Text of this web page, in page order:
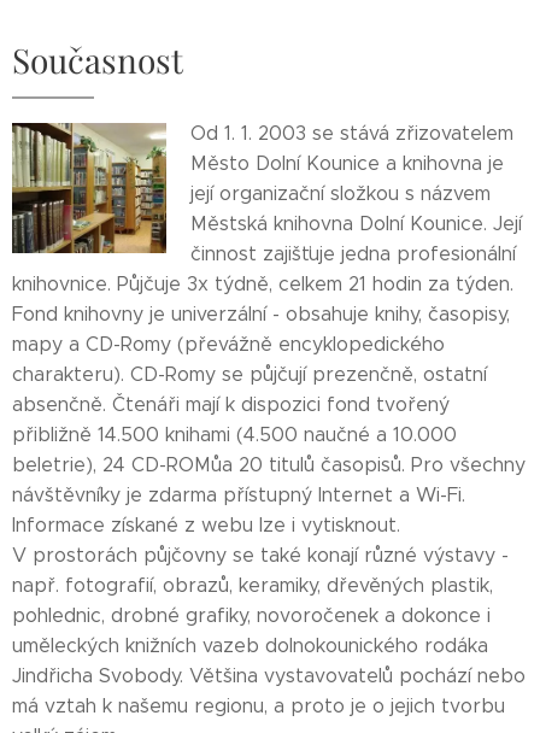
Současnost
Od 1. 1. 2003 se stává zřizovatelem
Město Dolní Kounice a knihovna je
její organizační složkou s názvem
Městská knihovna Dolní Kounice. Její
činnost zajišťuje jedna profesionální
knihovnice. Půjčuje 3x týdně, celkem 21 hodin za týden.
Fond knihovny je univerzální - obsahuje knihy, časopisy,
mapy a CD-Romy (převážně encyklopedického
charakteru). CD-Romy se půjčují prezenčně, ostatní
absenčně. Čtenáři mají k dispozici fond tvořený
přibližně 14.500 knihami (4.500 naučné a 10.000
beletrie), 24 CD-ROMůa 20 titulů časopisů. Pro všechny
návštěvníky je zdarma přístupný Internet a Wi-Fi.
Informace získané z webu lze i vytisknout.
V prostorách půjčovny se také konají různé výstavy -
např. fotografií, obrazů, keramiky, dřevěných plastik,
pohlednic, drobné grafiky, novoročenek a dokonce i
uměleckých knižních vazeb dolnokounického rodáka
Jindřicha Svobody. Většina vystavovatelů pochází nebo
má vztah k našemu regionu, a proto je o jejich tvorbu